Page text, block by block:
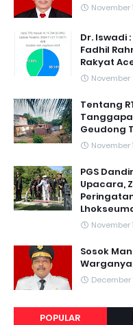
November
Dr. Iswadi
Fadhil
Rakyat
November
Tentang
Geudong
November
PGS
Upacara,
November
Sosok
December
POPULAR